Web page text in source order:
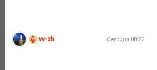
vv-zh Сегодня 00:22